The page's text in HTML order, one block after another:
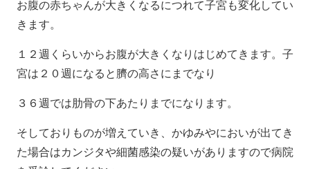
お腹の赤ちゃんが大きくなるにつれて子宮も変化してい
きます。
１２週くらいからお腹が大きくなりはじめてきます。子
宮は２０週になると臍の高さにまでなり
３６週では肋骨の下あたりまでになります。
そしておりものが増えていき、かゆみやにおいが出てき
た場合はカンジタや細菌感染の疑いがありますので病院